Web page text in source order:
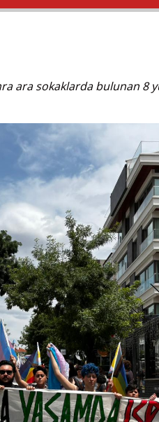
ara sokaklarda bulunan 8